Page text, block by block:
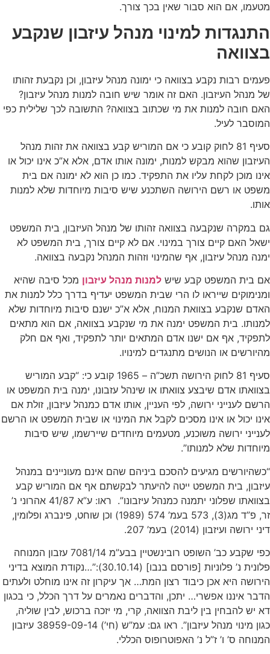
מטעמו, אם הוא סבור שאין בכך צורך.
התנגדות למינוי מנהל עיזבון שנקבע
בצוואה
פעמים רבות נקבע בצוואה כי ימונה מנהל עיזבון, וכן נקבעת זהותו
של מנהל העיזבון. האם זה אומר שיש חובה למנות מנהל עיזבון?
האם חובה למנות את מי שכתוב בצוואה? התשובה לכך שלילית כפי
המוסבר לעיל.
סעיף 81 לחוק קובע כי אם המוריש קבע בצוואה את זהות מנהל
העיזבון שהוא מבקש למנות, ימונה אותו אדם, אלא א”כ אינו יכול או
אינו מוכן לקחת עליו את התפקיד. כמו כן הוא לא ימונה אם בית
משפט או רשם הירושה השתכנע שיש סיבות מיוחדות שלא למנות
אותו.
גם במקרה שנקבעה בצוואה זהותו של מנהל העיזבון, בית המשפט
ישאל האם קיים צורך במינוי. אם לא קיים צורך, בית המשפט לא
ימנה מנהל עיזבון, אף שהמינוי וזהות המנהל נקבעה בצוואה.
אם בית המשפט קבע שיש למנות מנהל עיזבון מכל סיבה שהיא
ומנימוקים שייראו לו הרי שבית המשפט יעדיף בדרך כלל למנות את
האדם שנקבע בצוואת המנוח, אלא א”כ ישנם סיבות מיוחדות שלא
למנותו. בית המשפט ימנה את מי שנקבע בצוואה, אם הוא מתאים
לתפקיד, אף אם ישנו אדם המתאים יותר לתפקיד, ואף אם חלק
מהיורשים או הנושים מתנגדים למינויו.
סעיף 81 לחוק הירושה תשכ”ה – 1965 קובע כי: “קבע המוריש
בצוואתו אדם שיבצע צוואתו או שינהל עזבונו, ימנה בית המשפט או
הרשם לענייני ירושה, לפי העניין, אותו אדם כמנהל עיזבון, זולת אם
אינו יכול או אינו מסכים לקבל את המינוי או שבית המשפט או הרשם
לענייני ירושה משוכנע, מטעמים מיוחדים שיירשמו, שיש סיבות
מיוחדות שלא למנותו”.
“כשהיורשים מגיעים להסכם ביניהם שהם אינם מעוניינים במנהל
עיזבון, בית המשפט ייטה להיעתר לבקשתם אף אם המוריש קבע
בצוואתו שפלוני יתמנה כמנהל עיזבונו”. ראו: ע”א 41/87 אהרוני נ’
זר, פ”ד מג(3), 573 בעמ’ 574 (1989) וכן שוחט, פינברג ופלומין,
דיני ירושה ועיזבון (2014) בעמ’ 207.
כפי שקבע כב’ השופט רובינשטיין בבע”מ 7081/14 עזבון המנוחה
פלונית נ’ פלוניות [פורסם בנבו] (30.10.14):”…נקודת המוצא בדיני
הירושה היא אכן כיבוד רצון המת… אך עיקרון זה אינו מוחלט ולעתים
הדבר איננו אפשרי… יתכן, והדברים נאמרים על דרך הכלל, כי בכגון
דא יש להבחין בין ליבת הצוואה, קרי, מי יזכה ברכוש, לבין שוליה,
כגון מינוי מנהל עיזבון”. ראו גם: עמ”ש (חי’) 38959-09-14 עיזבון
המנוחה ס’ ו’ ז”ל נ’ האפוטרופוס הכללי.